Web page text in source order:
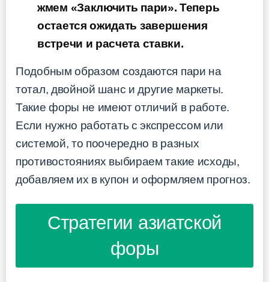
жмем «Заключить пари». Теперь
остается ожидать завершения
встречи и расчета ставки.
Подобным образом создаются пари на
тотал, двойной шанс и другие маркеты.
Такие форы не имеют отличий в работе.
Если нужно работать с экспрессом или
системой, то поочередно в разных
противостояниях выбираем такие исходы,
добавляем их в купон и оформляем прогноз.
Стратегии азиатской
форы